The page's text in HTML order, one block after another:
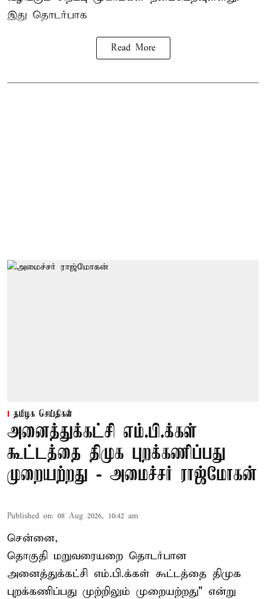
இது தொடர்பாக
Read More
தமிழக செய்திகள்
அனைத்துக்கட்சி எம்.பி.க்கள்
கூட்டத்தை திமுக புறக்கணிப்பது
முறையற்றது - அமைச்சர் ராஜ்மோகன்
Published on: 08 Aug 2026, 10:42 am
சென்னை,
தொகுதி மறுவரையறை தொடர்பான
அனைத்துக்கட்சி எம்.பி.க்கள் கூட்டத்தை திமுக
புறக்கணிப்பது முற்றிலும் முறையற்றது" என்று